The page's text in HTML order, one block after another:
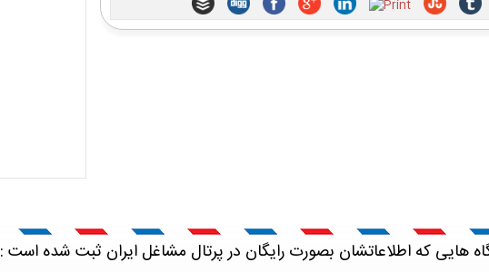
هایی که اطلاعاتشان بصورت رایگان در پرتال مشاغل ایران ثبت شده است :